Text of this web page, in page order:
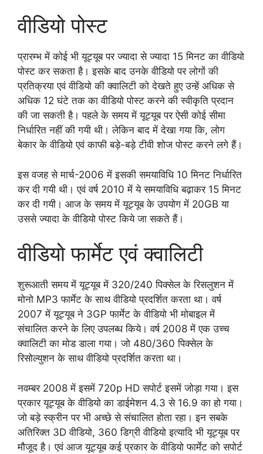
वीडियो पोस्ट
प्रारम्भ में कोई भी यूट्यूब पर ज्यादा से ज्यादा 15 मिनट का वीडियो
पोस्ट कर सकता है। इसके बाद उनके वीडियो पर लोगों की
प्रतिक्रया एवं वीडियो की क्वालिटी को देखते हुए उन्हें अधिक से
अधिक 12 घंटे तक का वीडियो पोस्ट करने की स्वीकृति प्रदान
की जा सकती है। पहले के समय में यूट्यूब पर ऐसी कोई सीमा
निर्धारित नहीं की गयी थी। लेकिन बाद में देखा गया कि, लोग
बेकार के वीडियो एवं काफी बड़े-बड़े टीवी शोज पोस्ट करने लगे हैं।
इस वजह से मार्च-2006 में इसकी समयाविधि 10 मिनट निर्धारित
कर दी गयी थी। एवं वर्ष 2010 में ये समयाविधि बढ़ाकर 15 मिनट
कर दी गयी। आज के समय में यूट्यूब के उपयोग में 20GB या
उससे ज्यादा के वीडियो पोस्ट किये जा सकते हैं।
वीडियो फार्मेट एवं क्वालिटी
शुरूआती समय में यूट्यूब में 320/240 पिक्सेल के रिसलुशन में
मोनो MP3 फार्मेट के साथ वीडियो प्रदर्शित करता था। वर्ष
2007 में यूट्यूब ने 3GP फार्मेट के वीडियो भी मोबाइल में
संचालित करने के लिए उपलब्ध किये। वर्ष 2008 में एक उच्च
क्वालिटी का मोड डाला गया। जो 480/360 पिक्सेल के
रिसोल्युशन के साथ वीडियो प्रदर्शित करता था।
नवम्बर 2008 में इसमें 720p HD सपोर्ट इसमें जोड़ा गया। इस
प्रकार यूट्यूब के वीडियो का डाईमेशन 4.3 से 16.9 का हो गया।
जो बड़े स्क्रीन पर भी अच्छे से संचालित होता रहा। इन सबके
अतिरिक्त 3D वीडियो, 360 डिग्री वीडियो इत्यादि भी यूट्यूब पर
मौजूद है। एवं आज यूट्यूब कई प्रकार के वीडियो फार्मेट को सपोर्ट